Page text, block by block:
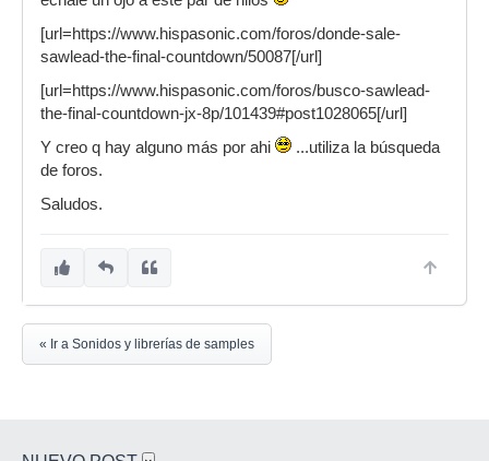
[url=https://www.hispasonic.com/foros/donde-sale-
sawlead-the-final-countdown/50087[/url]
[url=https://www.hispasonic.com/foros/busco-sawlead-
the-final-countdown-jx-8p/101439#post1028065[/url]
Y creo q hay alguno más por ahi
...utiliza la búsqueda
de foros.
Saludos.
« Ir a Sonidos y librerías de samples